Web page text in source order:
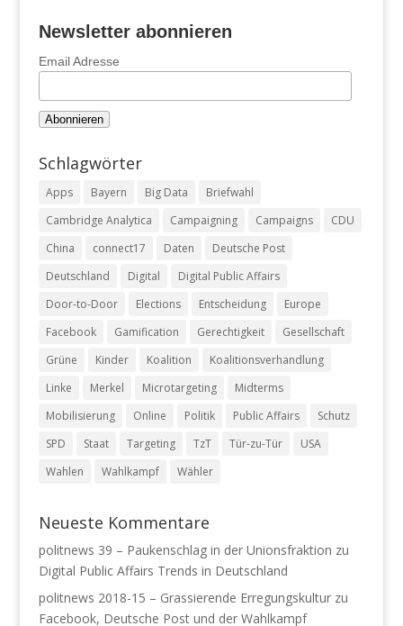
Newsletter abonnieren
Email Adresse
Schlagwörter
Apps Bayern Big Data
Briefwahl
Cambridge Analytica
Campaigning Campaigns
CDU
China
connect17 Daten
Deutsche Post
Deutschland
Digital
Digital Public Affairs
Door-to-Door
Elections Entscheidung
Europe
Facebook
Gamification Gerechtigkeit
Gesellschaft
Grüne
Kinder Koalition
Koalitionsverhandlung
Linke
Merkel Microtargeting
Midterms
Mobilisierung
Online Politik Public Affairs
Schutz
SPD
Staat Targeting TzT Tür-zu-Tür
USA
Wahlen
Wahlkampf Wähler
Neueste Kommentare
politnews 39 – Paukenschlag in der Unionsfraktion zu
Digital Public Affairs Trends in Deutschland
politnews 2018-15 – Grassierende Erregungskulturzu
Facebook, Deutsche Post und der Wahlkampf